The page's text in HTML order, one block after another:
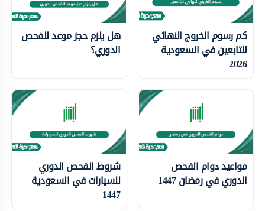
كم رسوم الخروج النهائي
للتابعين في السعودية
2026
هل يلزم حجز موعد للفحص
الدوري؟
مواعيد دوام الفحص
الدوري في رمضان 1447
شروط الفحص الدوري
للسيارات في السعودية
1447